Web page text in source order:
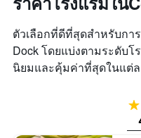
ตัวเลือกที่ดีที่สุดสำหรับกา
Dock โดยแบ่งตามระดับโ
นิยมและคุ้มค่าที่สุดในแต่